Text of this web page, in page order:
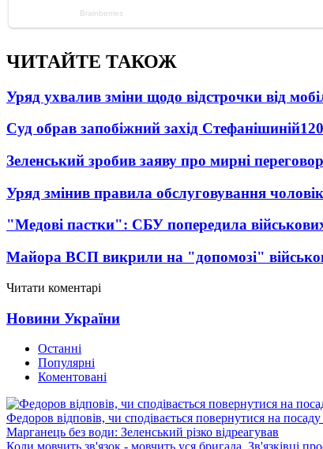
ЧИТАЙТЕ ТАКОЖ
Уряд ухвалив зміни щодо відстрочки від
Суд обрав запобіжний захід Стефанішиній
Зеленський зробив заяву про мирні
Уряд змінив правила обслуговування
"Медові пастки": СБУ попередила
Майора ВСП викрили на "допомозі"
Читати коментарі
Новини України
Останні
Популярні
Коментовані
Федоров відповів, чи сподівається повернутися на
Марганець без води: Зеленський різко відреагував